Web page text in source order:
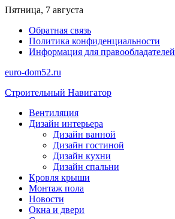
Перейти
содержимому
Пятница, 7 августа
Обратная связь
Политика конфиденциальности
Информация для правообладателей
euro-dom52.ru
Строительный Навигатор
Вентиляция
Дизайн интерьера
Дизайн ванной
Дизайн гостиной
Дизайн кухни
Дизайн спальни
Кровля крыши
Монтаж пола
Новости
Окна и двери